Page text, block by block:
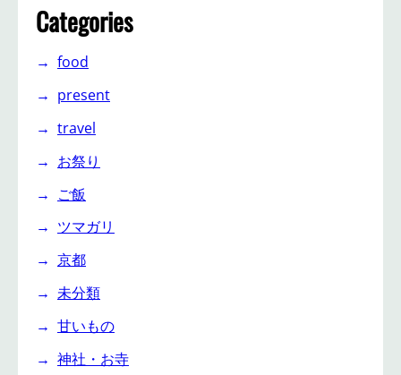
Categories
food
present
travel
お祭り
ご飯
ツマガリ
京都
未分類
甘いもの
神社・お寺